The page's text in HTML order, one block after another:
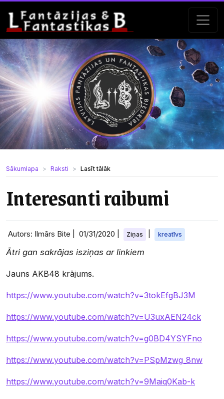
Sākumlapa Raksti Lasīt tālāk
Interesanti raibumi
Autors: Ilmārs Bite | 01/31/2020 Ziņas kreatīvs
Ātri gan sakrājas isziņas ar linkiem
Jauns AKB48 krājums.
https://www.youtube.com/watch?v=3tokEfgBJ3M
https://www.youtube.com/watch?v=U3uxAEN24ck
https://www.youtube.com/watch?v=g0BD4YSYFno
https://www.youtube.com/watch?v=PSpMzwg_8nw
https://www.youtube.com/watch?v=9Maiq0Kab-k